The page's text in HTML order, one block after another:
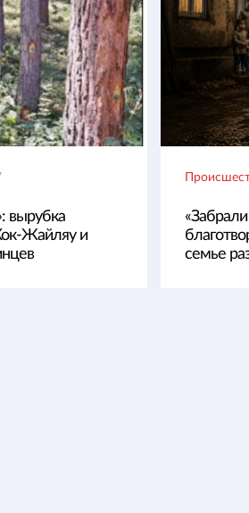
вырубка
Жайляу и
семье